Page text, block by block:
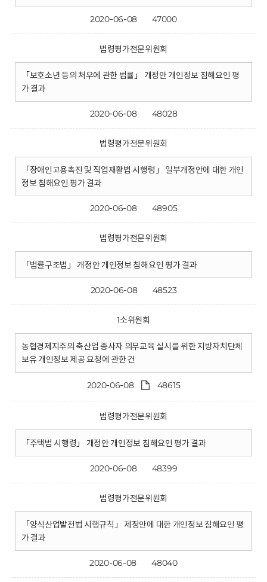
2020-06-08 47000
법령평가전문위원회
「보호소년 등의 처우에 관한 법률」 개정안 개인정보 침해요인 평
가 결과
2020-06-08 48028
법령평가전문위원회
「장애인고용촉진 및 직업재활법 시행령」 일부개정안에 대한 개인
정보 침해요인 평가 결과
2020-06-08 48905
법령평가전문위원회
「법률구조법」 개정안 개인정보 침해요인 평가 결과
2020-06-08 48523
1소위원회
농협경제지주의 축산업 종사자 의무교육 실시를 위한 지방자치단체
보유 개인정보 제공 요청에 관한 건
2020-06-08 48615
법령평가전문위원회
「주택법 시행령」 개정안 개인정보 침해요인 평가 결과
2020-06-08 48399
법령평가전문위원회
「양식산업발전법 시행규칙」 제정안에 대한 개인정보 침해요인 평
가 결과
2020-06-08 48040